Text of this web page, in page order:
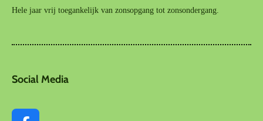
Hele jaar vrij toegankelijk van zonsopgang tot zonsondergang.
Social Media